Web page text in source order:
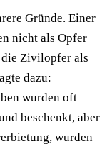
Gründe. Einer
nicht als Opfer
Zivilopfer als
dazu:
wurden oft
beschenkt, aber
wurden